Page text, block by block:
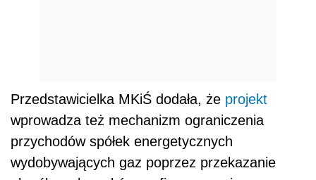
Przedstawicielka MKiŚ dodała, że projekt
wprowadza też mechanizm ograniczenia
przychodów spółek energetycznych
wydobywających gaz poprzez przekazanie